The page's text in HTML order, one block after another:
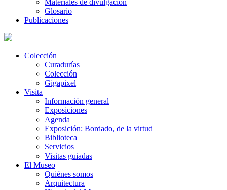
Materiales de divulgación
Glosario
Publicaciones
Colección
Curadurías
Colección
Gigapixel
Visita
Información general
Exposiciones
Agenda
Exposición: Bordado, de la virtud
Biblioteca
Servicios
Visitas guiadas
El Museo
Quiénes somos
Arquitectura